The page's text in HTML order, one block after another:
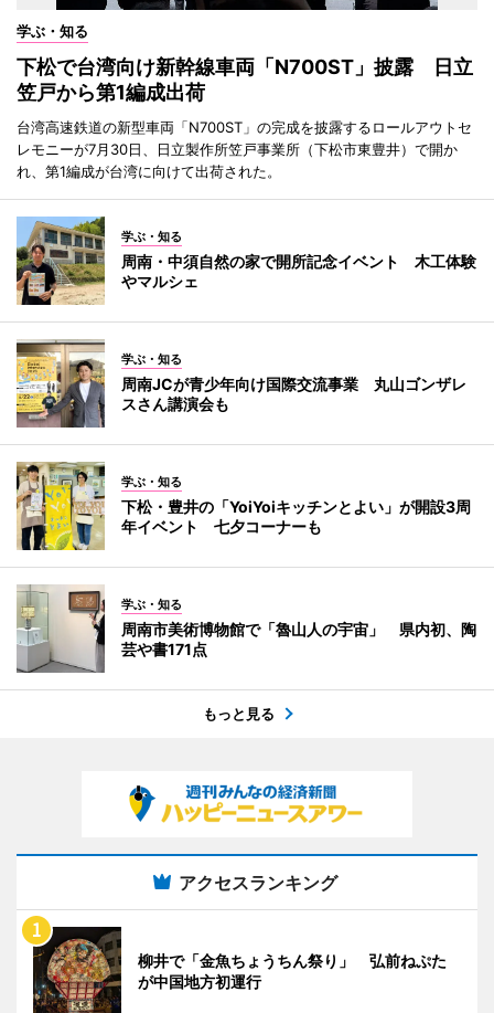
学ぶ・知る
下松で台湾向け新幹線車両「N700ST」披露 日立
笠戸から第1編成出荷
台湾高速鉄道の新型車両「N700ST」の完成を披露するロールアウトセ
レモニーが7月30日、日立製作所笠戸事業所（下松市東豊井）で開か
れ、第1編成が台湾に向けて出荷された。
学ぶ・知る
周南・中須自然の家で開所記念イベント 木工体験
やマルシェ
学ぶ・知る
周南JCが青少年向け国際交流事業 丸山ゴンザレ
スさん講演会も
学ぶ・知る
下松・豊井の「YoiYoiキッチンとよい」が開設3周
年イベント 七夕コーナーも
学ぶ・知る
周南市美術博物館で「魯山人の宇宙」 県内初、陶
芸や書171点
もっと見る
アクセスランキング
柳井で「金魚ちょうちん祭り」 弘前ねぷた
が中国地方初運行